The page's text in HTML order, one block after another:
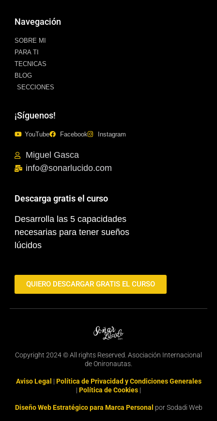
Navegación
SOBRE MI
PARA TI
TECNICAS
BLOG
SECCIONES
¡Síguenos!
YouTube Facebook Instagram
Miguel Gasca
info@sonarlucido.com
Descarga gratis el curso
Desarrolla las 5 capacidades
necesarias para tener sueños
lúcidos
QUIERO DESCARGAR GRATIS EL CURSO
Copyright 2024 © All rights Reserved. Asociación Internacional
de Onironautas.
Aviso Legal | Política de Privacidad y Condiciones Generales
| Política de Cookies |
Diseño Web Estratégico para Marca Personal por Sodadi Web